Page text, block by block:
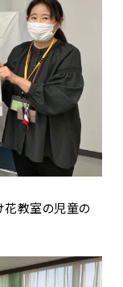
教室の児童の